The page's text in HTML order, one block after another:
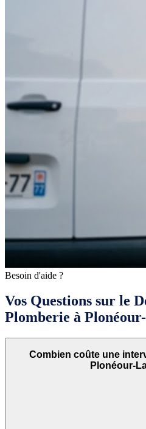
Besoin d'aide ?
Vos Questions sur le
Plomberie à
Combien coûte une
Plonéour-